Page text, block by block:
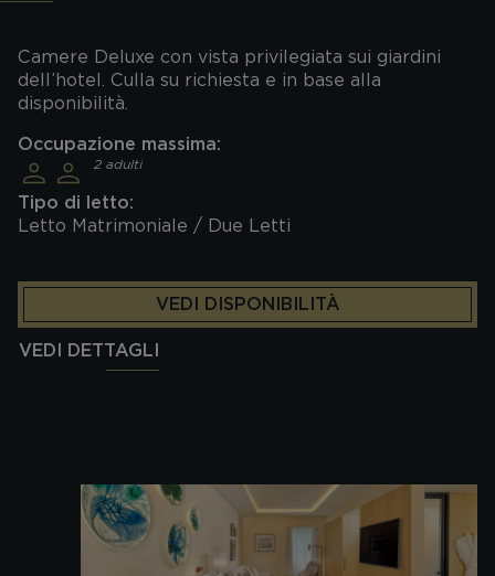
Camere Deluxe con vista privilegiata sui giardini
dell’hotel. Culla su richiesta e in base alla
disponibilità.
Occupazione massima:
2 adulti
Tipo di letto:
Letto Matrimoniale / Due Letti
VEDI DISPONIBILITÀ
VEDI DETTAGLI